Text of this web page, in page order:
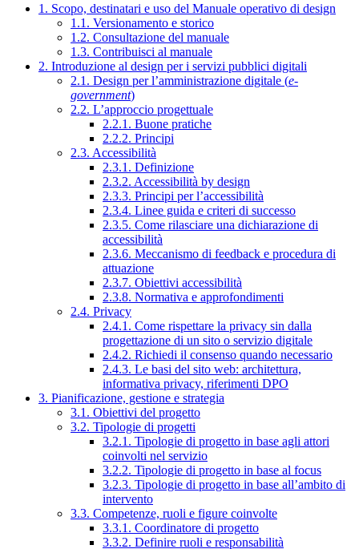
1. Scopo, destinatari e uso del Manuale operativo di design
1.1. Versionamento e storico
1.2. Consultazione del manuale
1.3. Contribuisci al manuale
2. Introduzione al design per i servizi pubblici digitali
2.1. Design per l’amministrazione digitale (e-
government)
2.2. L’approccio progettuale
2.2.1. Buone pratiche
2.2.2. Principi
2.3. Accessibilità
2.3.1. Definizione
2.3.2. Accessibilità by design
2.3.3. Principi per l’accessibilità
2.3.4. Linee guida e criteri di successo
2.3.5. Come rilasciare una dichiarazione di
accessibilità
2.3.6. Meccanismo di feedback e procedura di
attuazione
2.3.7. Obiettivi accessibilità
2.3.8. Normativa e approfondimenti
2.4. Privacy
2.4.1. Come rispettare la privacy sin dalla
progettazione di un sito o servizio digitale
2.4.2. Richiedi il consenso quando necessario
2.4.3. Le basi del sito web: architettura,
informativa privacy, riferimenti DPO
3. Pianificazione, gestione e strategia
3.1. Obiettivi del progetto
3.2. Tipologie di progetti
3.2.1. Tipologie di progetto in base agli attori
coinvolti nel servizio
3.2.2. Tipologie di progetto in base al focus
3.2.3. Tipologie di progetto in base all’ambito di
intervento
3.3. Competenze, ruoli e figure coinvolte
3.3.1. Coordinatore di progetto
3.3.2. Definire ruoli e responsabilità